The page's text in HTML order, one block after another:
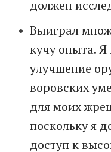
должен
Выиграл
кучу опыта. Я
улучшение
воровских
для моих
поскольку я
доступ к